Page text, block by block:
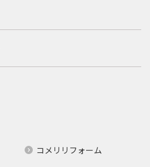
コメリリフォーム